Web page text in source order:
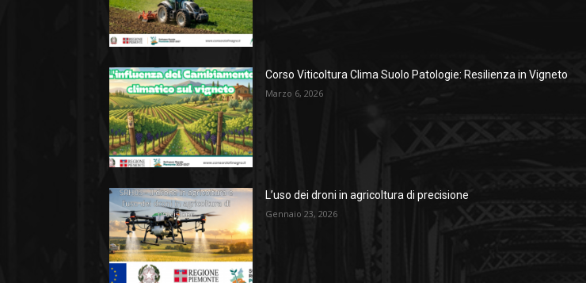
Corso Viticoltura Clima Suolo Patologie: Resilienza in Vigneto
Marzo 6, 2026
L’uso dei droni in agricoltura di precisione
Gennaio 23, 2026